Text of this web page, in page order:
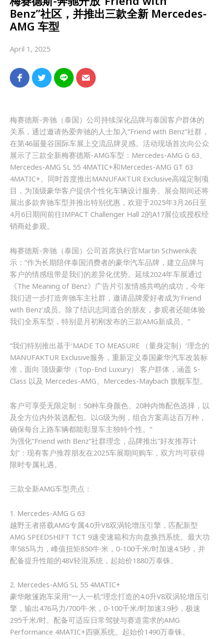
Benz”社区，并推出三款全新 Mercedes-
AMG 车型
April 1, 2025
梅赛德斯-奔驰（泰国）公司持续深化品牌与泰国客户群体的
关系，通过邀请热爱奔驰的人士加入”Friend with Benz”社群，
在第46届曼谷国际车展上交流品牌灵感。活动现场首次向公众
展示了三款全新梅赛德斯-AMG车型：Mercedes-AMG G 63、
Mercedes-AMG SL 55 4MATIC+和Mercedes-AMG GT 63
4MATIC+。同时首度推出MANUFAKTUR Exclusive高端定制项
目，为顶级豪华客户提供个性化车辆设计服务。展会期间还将
展出多款奔驰车型并推出特别优惠，欢迎于2025年3月26日至
4月6日期间前往IMPACT Challenger Hall 2的A17展位或授权经
销商处参观。
梅赛德斯-奔驰（泰国）公司首席执行官Martin Schwenk表
示：”作为长期陪伴泰国消费者的豪华汽车品牌，建立品牌与
客户的情感纽带是我们的差异化优势。延续2024年车展通过
《The Meaning of Benz》广告片引发情感共鸣的成功，今年
我们进一步打造奔驰车主社群，邀请品牌爱好者成为’Friend
with Benz’成员。除了结识志同道合的朋友，参观者还能体验
我们全系车型，特别是月初刚发布的三款AMG新成员。”
“我们特别推出基于’MADE TO MEASURE （量身定制）’理念的
MANUFAKTUR Exclusive服务，重新定义泰国豪华汽车改装标
准，面向 顶级豪华（Top-End Luxury） 客户群体，涵盖 S-
Class 以及 Mercedes-AMG、Mercedes-Maybach 旗舰车型。
客户可享受无限定制：50种车身颜色、20种内饰配色选择，以
及全方位内外装选配包。以G级为例，组合方案高达百万种，
确保每台上路车辆都能彰显车主独特个性。”
为强化”Friend with Benz”社群理念，品牌推出”好友推荐计
划”：现有客户推荐朋友在2025车展期间购车，双方均可获得
限时专属礼遇。
三款全新AMG车型亮点：
1. Mercedes-AMG G 63
越野王者搭载AMG专属4.0升V8双涡轮增压引擎，匹配新型
AMG SPEEDSHIFT TCT 9速变速箱和方向盘换挡系统。最大功
率585马力，峰值扭矩850牛·米，0-100千米/时加速4.5秒，并
配备提升性能的48V轻混系统，起始价1880万泰铢。
2. Mercedes-AMG SL 55 4MATIC+
豪华敞篷跑车采用”一人一机”理念打造的4.0升V8双涡轮增压引
擎，输出476马力/700牛·米，0-100千米/时加速3.9秒，极速
295千米/时。配备可适应日常驾驶与赛道需求的AMG
Performance 4MATIC+四驱系统。起始价1490万泰铢。